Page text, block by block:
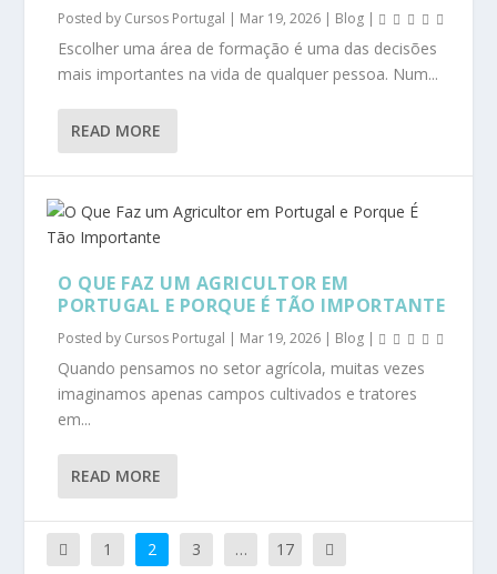
Posted by Cursos Portugal | Mar 19, 2026 | Blog |
Escolher uma área de formação é uma das decisões
mais importantes na vida de qualquer pessoa. Num...
READ MORE
O QUE FAZ UM AGRICULTOR EM
PORTUGAL E PORQUE É TÃO IMPORTANTE
Posted by Cursos Portugal | Mar 19, 2026 | Blog |
Quando pensamos no setor agrícola, muitas vezes
imaginamos apenas campos cultivados e tratores
em...
READ MORE
1 2 3 … 17